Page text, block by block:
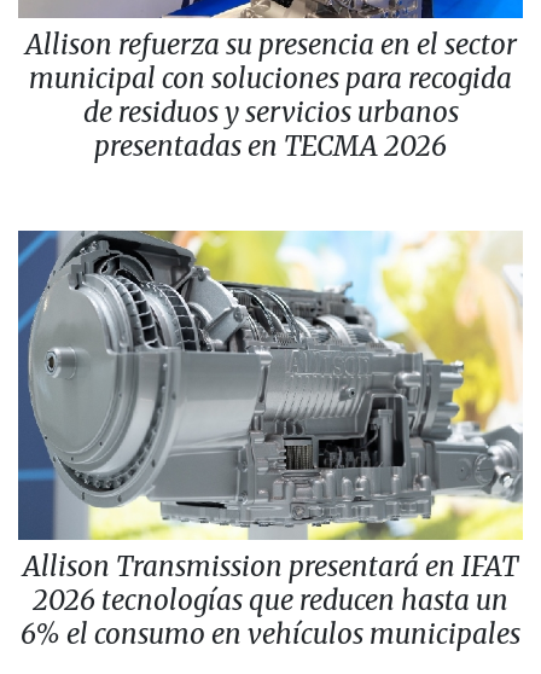
Allison refuerza su presencia en el sector
municipal con soluciones para recogida
de residuos y servicios urbanos
presentadas en TECMA 2026
Allison Transmission presentará en IFAT
2026 tecnologías que reducen hasta un
6% el consumo en vehículos municipales